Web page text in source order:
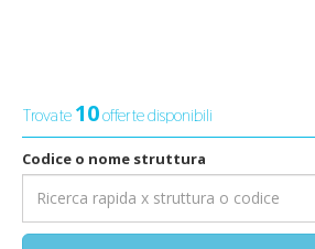
Trovate10offerte disponibili
Codice o nome struttura